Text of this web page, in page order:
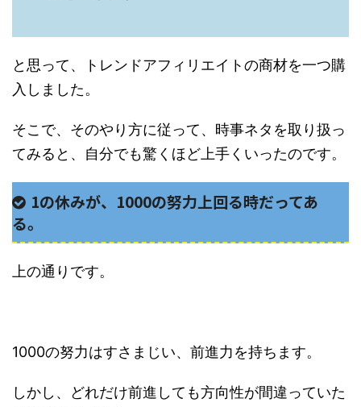
と思って、トレンドアフィリエイトの商材を一つ購
入しました。
そこで、そのやり方に従って、時事ネタを取り扱っ
てみると、自分でも驚くほど上手くいったのです。
1の休みが、1000の努力上回る時だってあ
る。
上の通りです。
1000の努力はすさまじい、前進力を持ちます。
しかし、どれだけ前進しても方向性が間違っていた